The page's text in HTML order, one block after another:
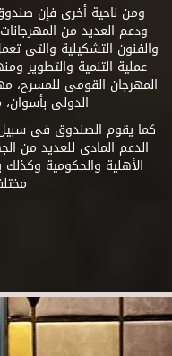
ومن ناحية أخرى فإن
ودعم العديد من
والفنون التشكيلية والتى
عملية التنمية والتطوير
المهرجان القومى للمسرح،
الدولى
كما يقوم الصندوق فى سبيل
الدعم المادى للعديد من
الأهلية والحكومية